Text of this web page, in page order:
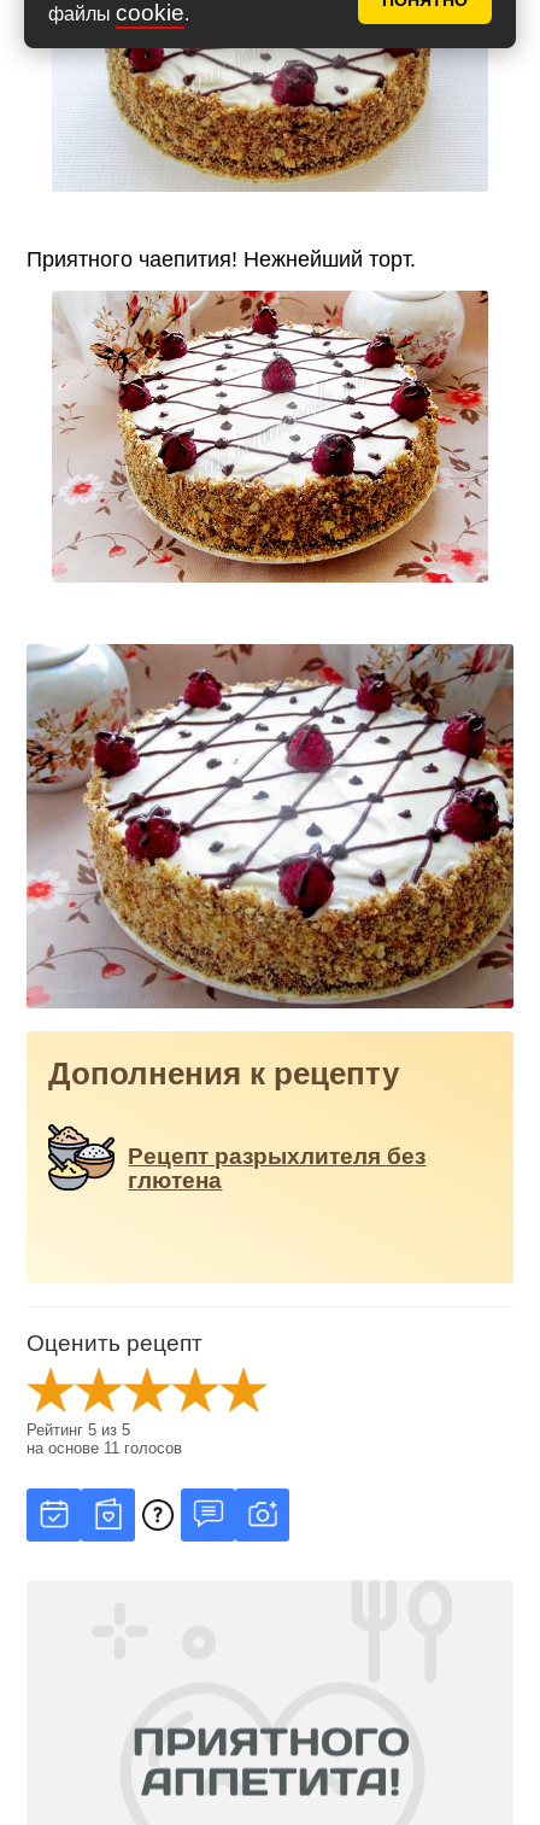
файлы cookie.
Приятного чаепития! Нежнейший торт.
Дополнения к рецепту
Рецепт разрыхлителя без
глютена
Оценить рецепт
Рейтинг5 из5
на основе 11 голосов